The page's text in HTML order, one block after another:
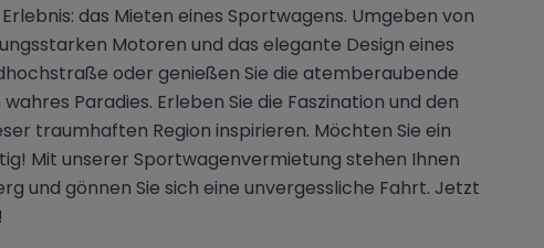
das Mieten eines Sportwagens. Umgeben von
Motoren und das elegante Design eines
oder genießen Sie die atemberaubende
Paradies. Erleben Sie die Faszination und den
traumhaften Region inspirieren. Möchten Sie ein
Mit unserer Sportwagenvermietung stehen Ihnen
und gönnen Sie sich eine unvergessliche Fahrt. Jetzt